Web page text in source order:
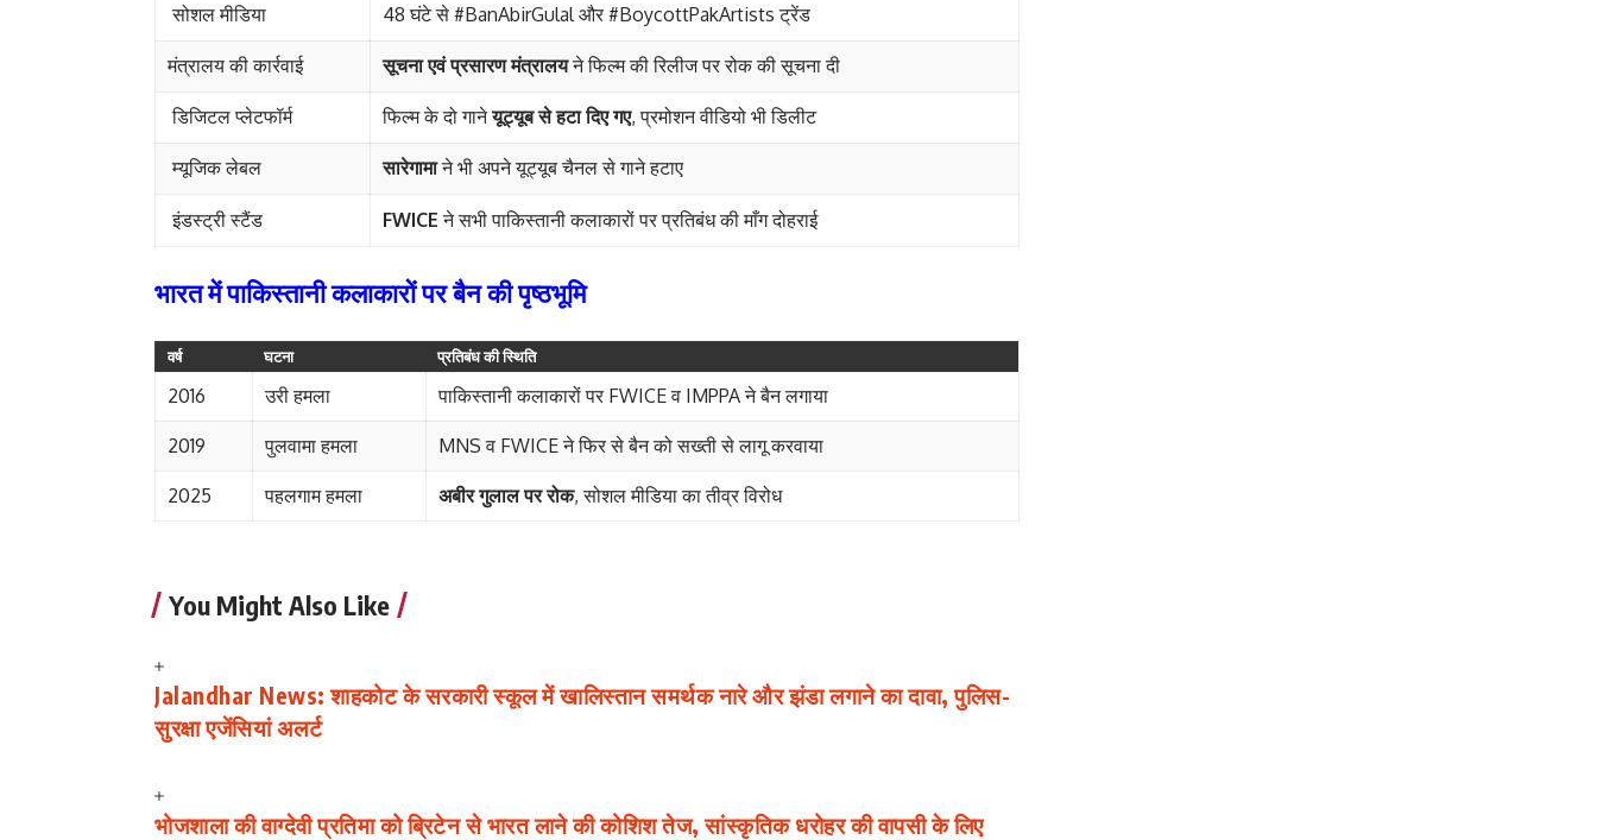
सोशल मीडिया 48 घंटे से #BanAbirGulal और #BoycottPakArtists ट्रेंड
मंत्रालय की कार्रवाई सूचना एवं प्रसारण मंत्रालयने फिल्म की रिलीज पर रोक की सूचना दी
डिजिटल प्लेटफॉर्म फिल्म के दो गानेयूट्यूब से हटा दिए गए, प्रमोशन वीडियो भी डिलीट
म्यूजिक लेबल सारेगामाने भी अपने यूट्यूब चैनल से गाने हटाए
इंडस्ट्री स्टैंड FWICE ने सभी पाकिस्तानी कलाकारों पर प्रतिबंध की माँग दोहराई
भारत में पाकिस्तानी कलाकारों पर बैन की पृष्ठभूमि
वर्ष घटना प्रतिबंध की स्थिति
2016 उरी हमला पाकिस्तानी कलाकारों पर FWICE व IMPPA ने बैन लगाया
2019 पुलवामा हमला MNS व FWICE ने फिर से बैन को सख्ती से लागू करवाया
2025 पहलगाम हमला अबीर गुलाल पर रोक, सोशल मीडिया का तीव्र विरोध
You Might Also Like
Jalandhar News: शाहकोट के सरकारी स्कूल में खालिस्तान समर्थक नारे और झंडा लगाने का दावा, पुलिस-
सुरक्षा एजेंसियां अलर्ट
भोजशाला की वाग्देवी प्रतिमा को ब्रिटेन से भारत लाने की कोशिश तेज, सांस्कृतिक धरोहर की वापसी के लिए